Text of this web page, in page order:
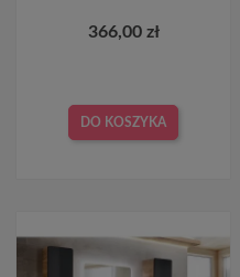
366,00 zł
DO KOSZYKA